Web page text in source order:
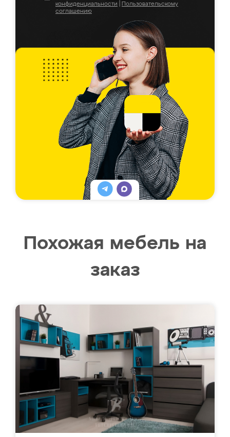
конфиденциальности
Пользовательскому
соглашению
Похожая мебель на
заказ